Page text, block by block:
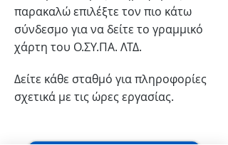
παρακαλώ επιλέξτε τον πιο κάτω
σύνδεσμο για να δείτε το γραμμικό
χάρτη του Ο.ΣΥ.ΠΑ. ΛΤΔ.
Δείτε κάθε σταθμό για πληροφορίες
σχετικά με τις ώρες εργασίας.